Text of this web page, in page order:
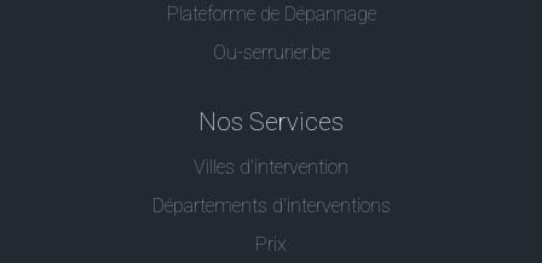
Plateforme de Dépannage
Ou-serrurier.be
Nos Services
Villes d'intervention
Départements d'interventions
Prix